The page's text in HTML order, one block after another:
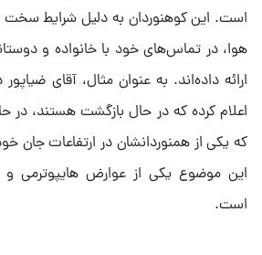
است. این کوهنوردان به دلیل شرایط
هوا، در تماس‌های خود با خانواده و
ارائه داده‌اند. به عنوان مثال، آقای
اعلام کرده که در حال بازگشت هستند، در
که یکی از همنوردانشان در ارتفاعات جان
این موضوع یکی از عوارض هایپوترمی و
است.